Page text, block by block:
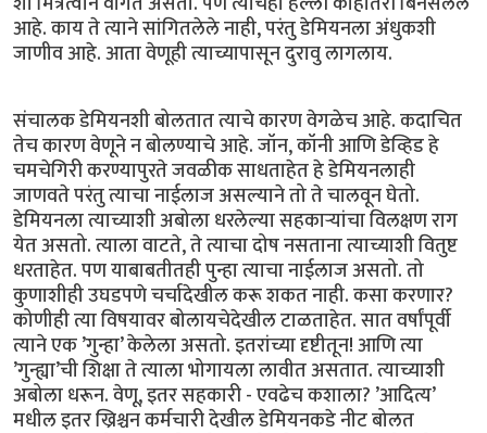
आहे. काय ते त्याने सांगितलेले नाही, परंतु डेमियनला अंधुकशी
जाणीव आहे. आता वेणूही त्याच्यापासून दुरावु लागलाय.
संचालक डेमियनशी बोलतात त्याचे कारण वेगळेच आहे. कदाचित
तेच कारण वेणूने न बोलण्याचे आहे. जॉन, कॉनी आणि डेव्हिड हे
चमचेगिरी करण्यापुरते जवळीक साधताहेत हे डेमियनलाही
जाणवते परंतु त्याचा नाईलाज असल्याने तो ते चालवून घेतो.
डेमियनला त्याच्याशी अबोला धरलेल्या सहकार्‍यांचा विलक्षण राग
येत असतो. त्याला वाटते, ते त्याचा दोष नसताना त्याच्याशी वितुष्ट
धरताहेत. पण याबाबतीतही पुन्हा त्याचा नाईलाज असतो. तो
कुणाशीही उघडपणे चर्चादेखील करू शकत नाही. कसा करणार?
कोणीही त्या विषयावर बोलायचेदेखील टाळताहेत. सात वर्षांपूर्वी
त्याने एक ’गुन्हा’ केलेला असतो. इतरांच्या दृष्टीतून! आणि त्या
’गुन्ह्या’ची शिक्षा ते त्याला भोगायला लावीत असतात. त्याच्याशी
अबोला धरून. वेणू, इतर सहकारी - एवढेच कशाला? ’आदित्य’
मधील इतर ख्रिश्चन कर्मचारी देखील डेमियनकडे नीट बोलत